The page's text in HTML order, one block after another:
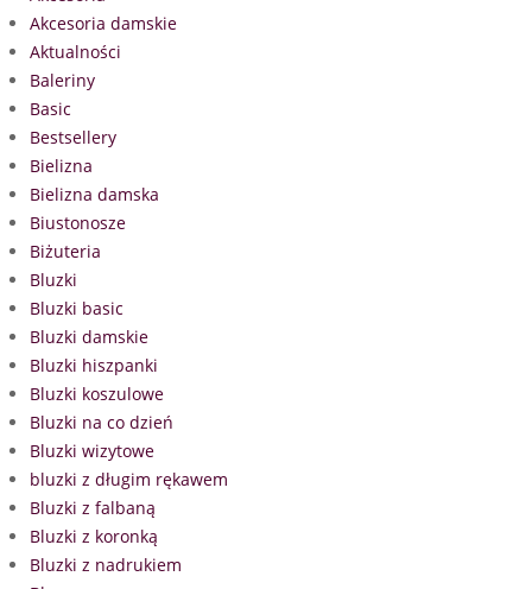
Akcesoria damskie
Aktualności
Baleriny
Basic
Bestsellery
Bielizna
Bielizna damska
Biustonosze
Biżuteria
Bluzki
Bluzki basic
Bluzki damskie
Bluzki hiszpanki
Bluzki koszulowe
Bluzki na co dzień
Bluzki wizytowe
bluzki z długim rękawem
Bluzki z falbaną
Bluzki z koronką
Bluzki z nadrukiem